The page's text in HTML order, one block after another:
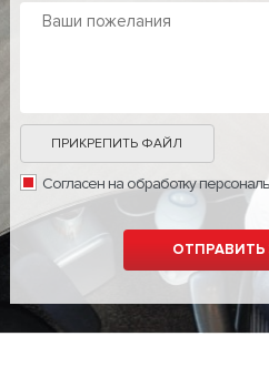
ПРИКРЕПИТЬ ФАЙЛ
Согласен на обработку